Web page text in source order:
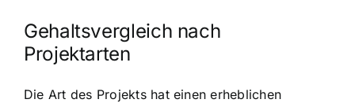
Gehaltsvergleich nach
Projektarten
Die Art des Projekts hat einen erheblichen